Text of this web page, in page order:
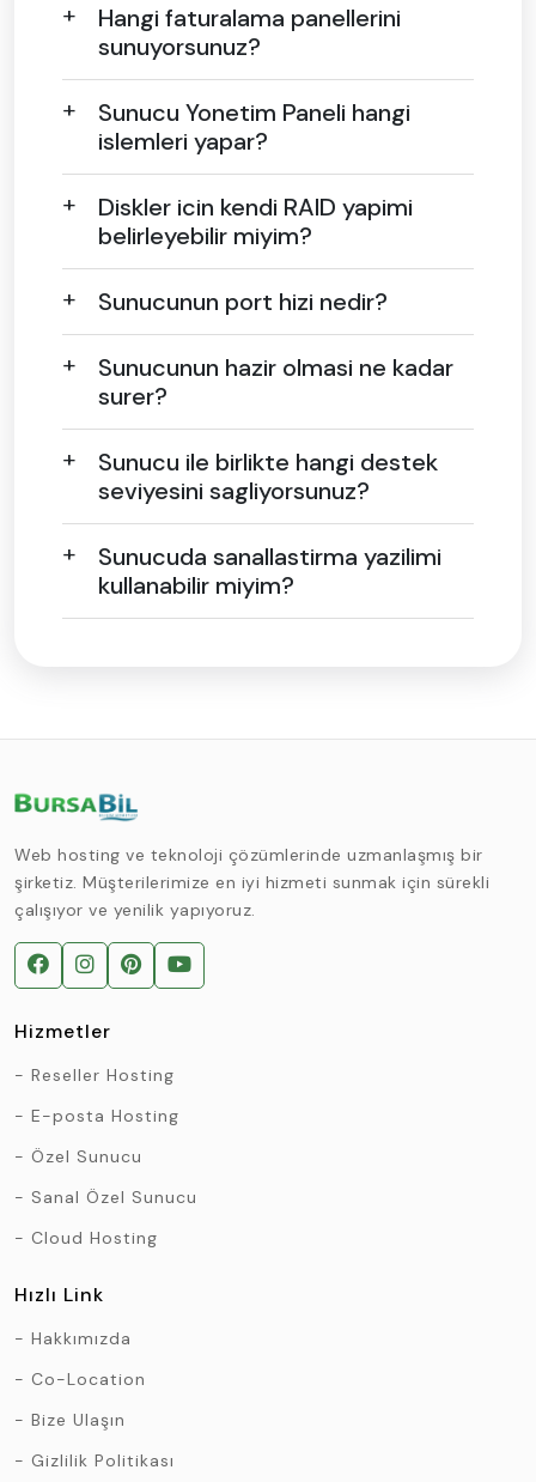
Hangi faturalama panellerini
sunuyorsunuz?
Sunucu Yonetim Paneli hangi
islemleri yapar?
Diskler icin kendi RAID yapimi
belirleyebilir miyim?
Sunucunun port hizi nedir?
Sunucunun hazir olmasi ne kadar
surer?
Sunucu ile birlikte hangi destek
seviyesini sagliyorsunuz?
Sunucuda sanallastirma yazilimi
kullanabilir miyim?
Web hosting ve teknoloji çözümlerinde uzmanlaşmış bir
şirketiz. Müşterilerimize en iyi hizmeti sunmak için sürekli
çalışıyor ve yenilik yapıyoruz.
Hizmetler
Reseller Hosting
E-posta Hosting
Özel Sunucu
Sanal Özel Sunucu
Cloud Hosting
Hızlı Link
Hakkımızda
Co-Location
Bize Ulaşın
Gizlilik Politikası